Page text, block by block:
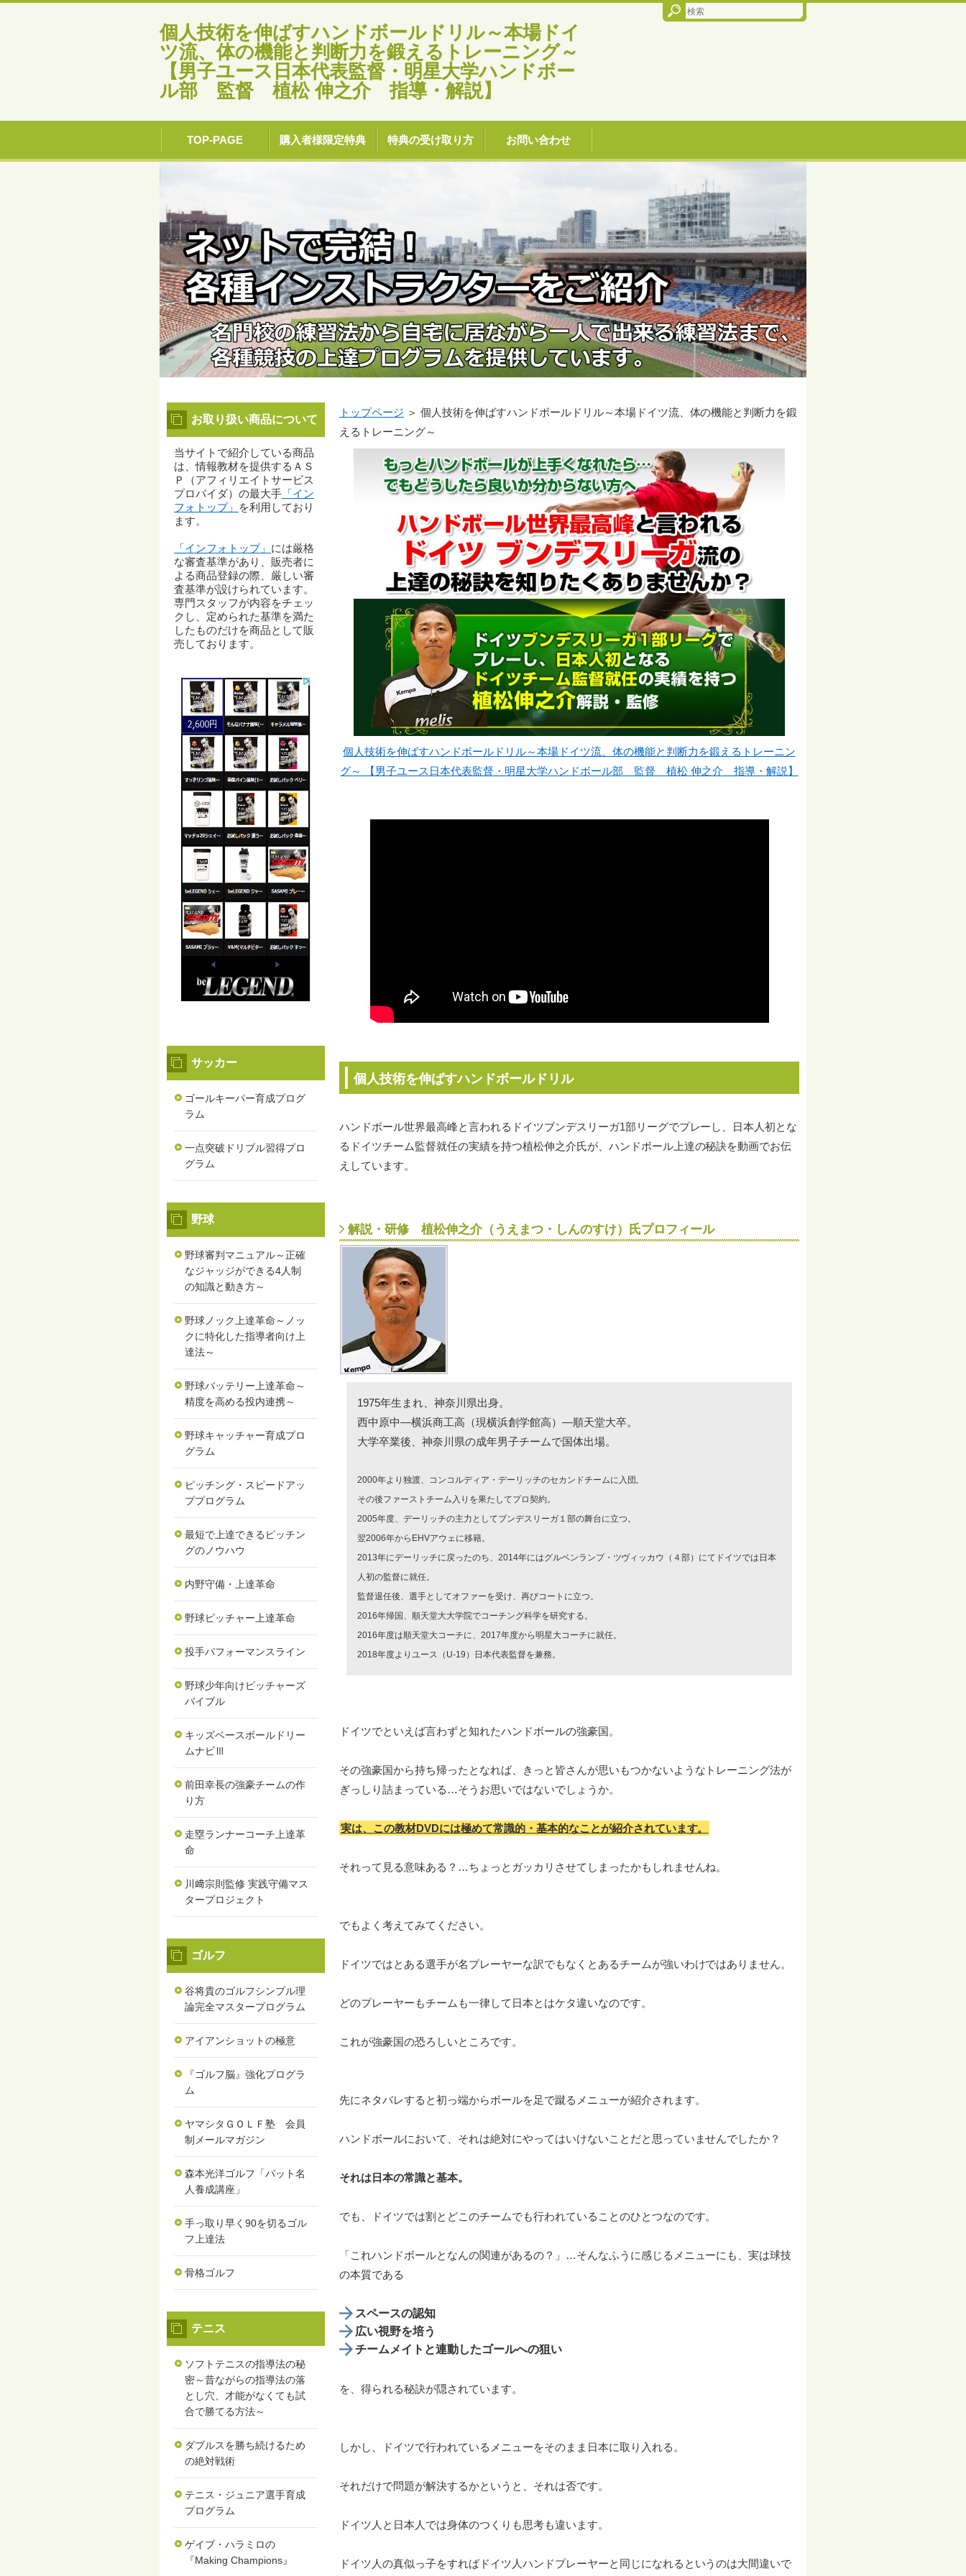
個人技術を伸ばすハンドボールドリル～本場ドイ
ツ流、体の機能と判断力を鍛えるトレーニング～
【男子ユース日本代表監督・明星大学ハンドボー
ル部 監督 植松 伸之介 指導・解説】
TOP-PAGE 購入者様限定特典 特典の受け取り方 お問い合わせ
トップページ ＞ 個人技術を伸ばすハンドボールドリル～本場ドイツ流、体の機能と判断力を鍛
えるトレーニング～
個人技術を伸ばすハンドボールドリル～本場ドイツ流、体の機能と判断力を鍛えるトレーニン
グ～ 【男子ユース日本代表監督・明星大学ハンドボール部 監督 植松 伸之介 指導・解説】
個人技術を伸ばすハンドボールドリル
ハンドボール世界最高峰と言われるドイツブンデスリーガ1部リーグでプレーし、日本人初とな
るドイツチーム監督就任の実績を持つ植松伸之介氏が、ハンドボール上達の秘訣を動画でお伝
えしています。
解説・研修 植松伸之介（うえまつ・しんのすけ）氏プロフィール
1975年生まれ、神奈川県出身。
西中原中―横浜商工高（現横浜創学館高）―順天堂大卒。
大学卒業後、神奈川県の成年男子チームで国体出場。
2000年より独渡、コンコルディア・デーリッチのセカンドチームに入団。
その後ファーストチーム入りを果たしてプロ契約。
2005年度、デーリッチの主力としてブンデスリーガ１部の舞台に立つ。
翌2006年からEHVアウェに移籍。
2013年にデーリッチに戻ったのち、2014年にはグルベンランプ・ツヴィッカウ（４部）にてドイツでは日本
人初の監督に就任。
監督退任後、選手としてオファーを受け、再びコートに立つ。
2016年帰国、順天堂大大学院でコーチング科学を研究する。
2016年度は順天堂大コーチに、2017年度から明星大コーチに就任。
2018年度よりユース（U-19）日本代表監督を兼務。
ドイツでといえば言わずと知れたハンドボールの強豪国。
その強豪国から持ち帰ったとなれば、きっと皆さんが思いもつかないようなトレーニング法が
ぎっしり詰まっている…そうお思いではないでしょうか。
実は、この教材DVDには極めて常識的・基本的なことが紹介されています。
それって見る意味ある？…ちょっとガッカリさせてしまったかもしれませんね。
でもよく考えてみてください。
ドイツではとある選手が名プレーヤーな訳でもなくとあるチームが強いわけではありません。
どのプレーヤーもチームも一律して日本とはケタ違いなのです。
これが強豪国の恐ろしいところです。
先にネタバレすると初っ端からボールを足で蹴るメニューが紹介されます。
ハンドボールにおいて、それは絶対にやってはいけないことだと思っていませんでしたか？
それは日本の常識と基本。
でも、ドイツでは割とどこのチームでも行われていることのひとつなのです。
「これハンドボールとなんの関連があるの？」…そんなふうに感じるメニューにも、実は球技
の本質である
スペースの認知
広い視野を培う
チームメイトと連動したゴールへの狙い
を、得られる秘訣が隠されています。
しかし、ドイツで行われているメニューをそのまま日本に取り入れる。
それだけで問題が解決するかというと、それは否です。
ドイツ人と日本人では身体のつくりも思考も違います。
ドイツ人の真似っ子をすればドイツ人ハンドプレーヤーと同じになれるというのは大間違いで
お取り扱い商品について
当サイトで紹介している商品
は、情報教材を提供するＡＳ
Ｐ（アフィリエイトサービス
プロバイダ）の最大手「イン
フォトップ」
を利用しており
ます。
「インフォトップ」 には厳格
な審査基準があり、販売者に
よる商品登録の際、厳しい審
査基準が設けられています。
専門スタッフが内容をチェッ
クし、定められた基準を満た
したものだけを商品として販
売しております。
サッカー
ゴールキーパー育成プログ
ラム
一点突破ドリブル習得プロ
グラム
野球
野球審判マニュアル～正確
なジャッジができる4人制
の知識と動き方～
野球ノック上達革命～ノッ
クに特化した指導者向け上
達法～
野球バッテリー上達革命～
精度を高める投内連携～
野球キャッチャー育成プロ
グラム
ピッチング・スピードアッ
ププログラム
最短で上達できるピッチン
グのノウハウ
内野守備・上達革命
野球ピッチャー上達革命
投手パフォーマンスライン
野球少年向けピッチャーズ
バイブル
キッズベースボールドリー
ムナビⅢ
前田幸長の強豪チームの作
り方
走塁ランナーコーチ上達革
命
川﨑宗則監修 実践守備マス
タープロジェクト
ゴルフ
谷将貴のゴルフシンプル理
論完全マスタープログラム
アイアンショットの極意
『ゴルフ脳』強化プログラ
ム
ヤマシタＧＯＬＦ塾 会員
制メールマガジン
森本光洋ゴルフ「パット名
人養成講座」
手っ取り早く90を切るゴル
フ上達法
骨格ゴルフ
テニス
ソフトテニスの指導法の秘
密～昔ながらの指導法の落
とし穴、才能がなくても試
合で勝てる方法～
ダブルスを勝ち続けるため
の絶対戦術
テニス・ジュニア選手育成
プログラム
ゲイブ・ハラミロの
『Making Champions』